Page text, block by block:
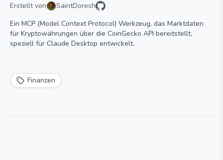
Erstellt von
SaintDoresh
Ein MCP (Model Context Protocol) Werkzeug, das Marktdaten
für Kryptowährungen über die CoinGecko API bereitstellt,
speziell für Claude Desktop entwickelt.
Finanzen